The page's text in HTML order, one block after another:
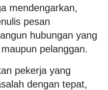
mendengarkan,
pesan
hubungan yang
pelanggan.
pekerja yang
dengan tepat,